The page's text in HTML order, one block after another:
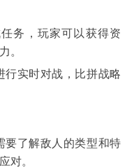
务，玩家可以获得资
。
行实时对战，比拼战略
要了解敌人的类型和特
对。